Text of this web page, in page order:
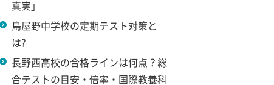
真実」
鳥屋野中学校の定期テスト対策と
は?
長野西高校の合格ラインは何点？総
合テストの目安・倍率・国際教養科